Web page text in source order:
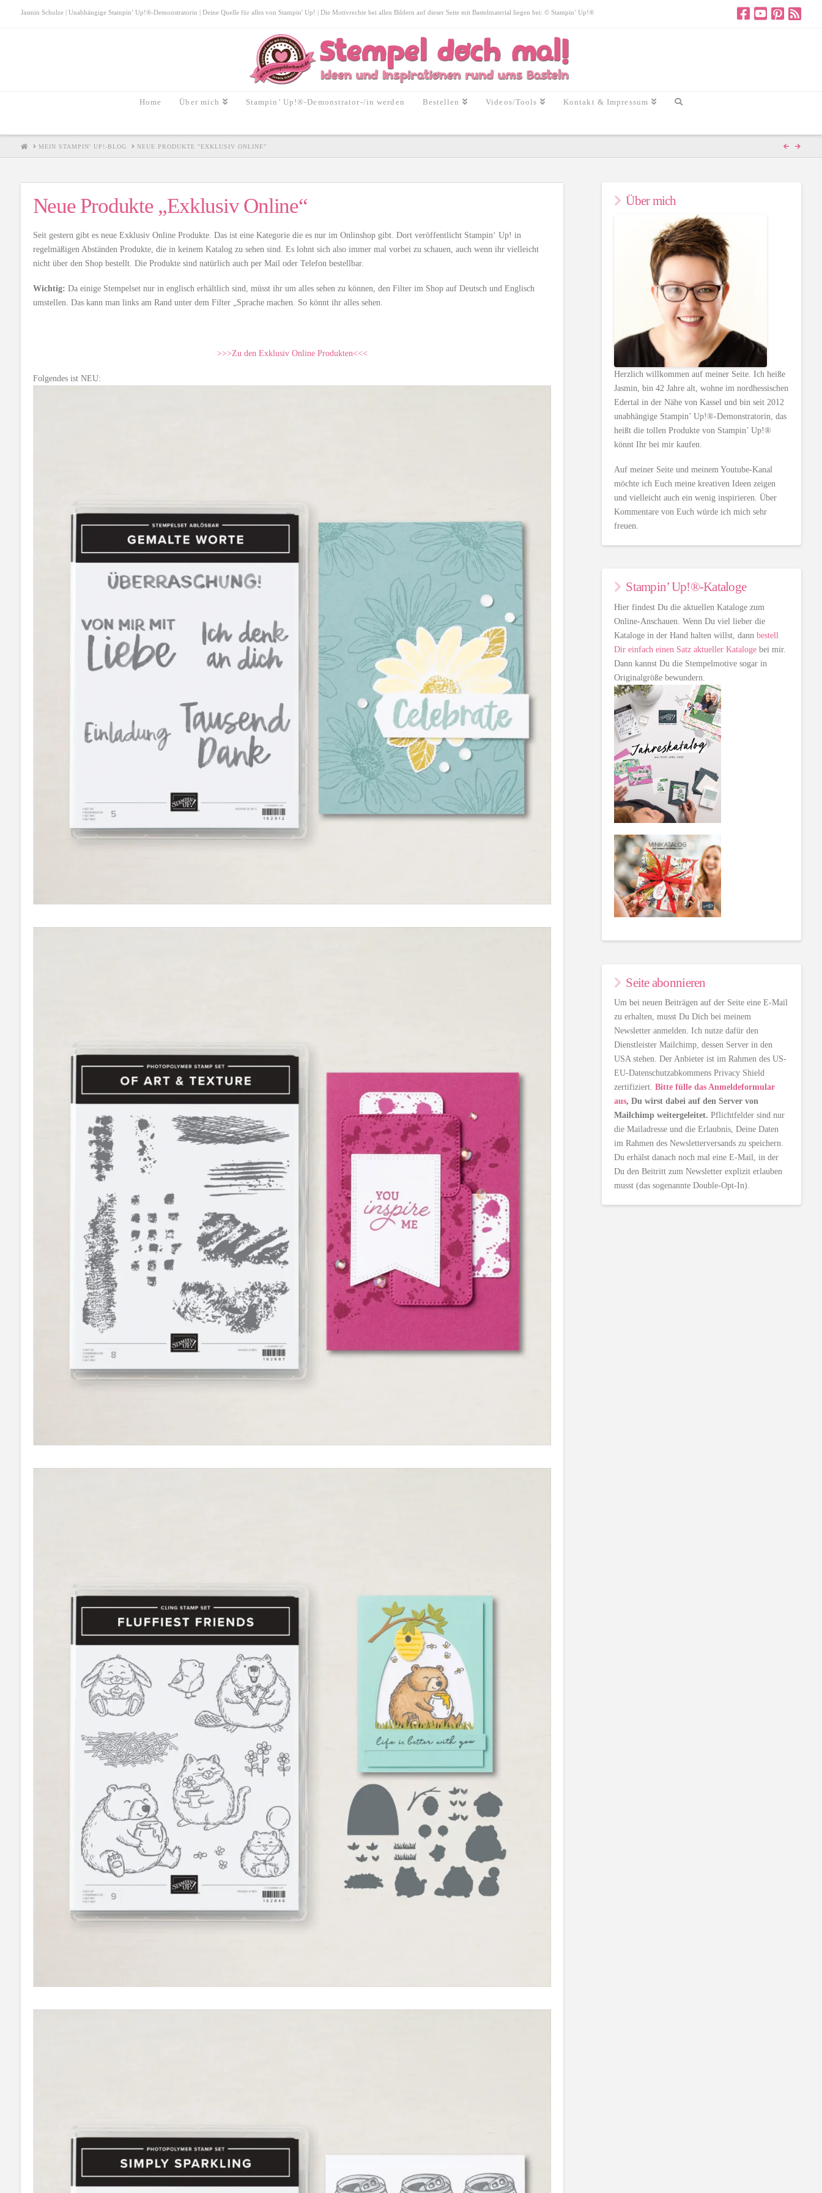
Jasmin Schulze | Unabhängige Stampin’ Up!®-Demonstratorin | Deine Quelle für alles von Stampin' Up! | Die Motivrechte bei allen Bildern auf dieser Seite mit Bastelmaterial liegen bei: © Stampin’ Up!®
Home Über mich Stampin’ Up!®-Demonstrator-/in werden Bestellen Videos/Tools Kontakt & Impressum
HOMEMEIN STAMPIN' UP!-BLOG NEUE PRODUKTE "EXKLUSIV ONLINE"
Neue Produkte „Exklusiv Online“
Seit gestern gibt es neue Exklusiv Online Produkte. Das ist eine Kategorie die es nur im Onlinshop gibt. Dort veröffentlicht Stampin‘ Up! in
regelmäßigen Abständen Produkte, die in keinem Katalog zu sehen sind. Es lohnt sich also immer mal vorbei zu schauen, auch wenn ihr vielleicht
nicht über den Shop bestellt. Die Produkte sind natürlich auch per Mail oder Telefon bestellbar.
Wichtig: Da einige Stempelset nur in englisch erhältlich sind, müsst ihr um alles sehen zu können, den Filter im Shop auf Deutsch und Englisch
umstellen. Das kann man links am Rand unter dem Filter „Sprache machen. So könnt ihr alles sehen.
>>>Zu den Exklusiv Online Produkten<<<
Folgendes ist NEU:
Über mich
Herzlich willkommen auf meiner Seite. Ich heiße
Jasmin, bin 42 Jahre alt, wohne im nordhessischen
Edertal in der Nähe von Kassel und bin seit 2012
unabhängige Stampin’ Up!®-Demonstratorin, das
heißt die tollen Produkte von Stampin’ Up!®
könnt Ihr bei mir kaufen.
Auf meiner Seite und meinem Youtube-Kanal
möchte ich Euch meine kreativen Ideen zeigen
und vielleicht auch ein wenig inspirieren. Über
Kommentare von Euch würde ich mich sehr
freuen.
Stampin’ Up!®-Kataloge
Hier findest Du die aktuellen Kataloge zum
Online-Anschauen. Wenn Du viel lieber die
Kataloge in der Hand halten willst, dannbestell
Dir einfach einen Satz aktueller Kataloge bei mir.
Dann kannst Du die Stempelmotive sogar in
Originalgröße bewundern.
Seite abonnieren
Um bei neuen Beiträgen auf der Seite eine E-Mail
zu erhalten, musst Du Dich bei meinem
Newsletter anmelden. Ich nutze dafür den
Dienstleister Mailchimp, dessen Server in den
USA stehen. Der Anbieter ist im Rahmen des US-
EU-Datenschutzabkommens Privacy Shield
zertifiziert.Bitte fülle das Anmeldeformular
aus, Du wirst dabei auf den Server von
Mailchimp weitergeleitet. Pflichtfelder sind nur
die Mailadresse und die Erlaubnis, Deine Daten
im Rahmen des Newsletterversands zu speichern.
Du erhälst danach noch mal eine E-Mail, in der
Du den Beitritt zum Newsletter explizit erlauben
musst (das sogenannte Double-Opt-In).